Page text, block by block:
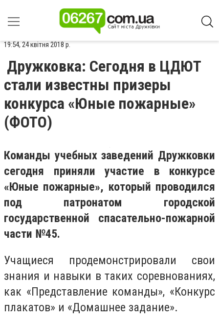
19:54, 24 квітня 2018 р.
Дружковка: Сегодня в ЦДЮТ
стали известны призеры
конкурса «Юные пожарные»
(ФОТО)
Команды учебных заведений Дружковки
сегодня приняли участие в конкурсе
«Юные пожарные», который проводился
под патронатом городской
государственной спасательно-пожарной
части №45.
Учащиеся продемонстрировали свои
знания и навыки в таких соревнованиях,
как «Представление команды», «Конкурс
плакатов» и «Домашнее задание».